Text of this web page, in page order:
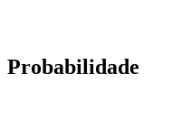
Probabilidade